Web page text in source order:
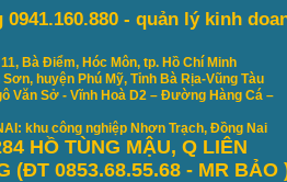
0941.160.880 - quản lý kinh
Bà Điểm, Hóc Môn, tp. Hồ Chí Minh
huyện Phú Mỹ, Tỉnh Bà Rịa-Vũng Tàu
Văn Sở - Vĩnh Hoà D2 – Đường Hàng Cá –
khu công nghiệp Nhơn Trạch, Đồng Nai
HỒ TÙNG MẬU, Q LIÊN
(ĐT 0853.68.55.68 - MR BẢO